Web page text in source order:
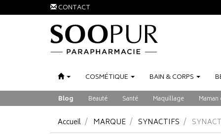
CONTACT
COSMÉTIQUE BAIN &CORPS
Blog Beauté Santé Maquillage
Accueil MARQUE SYNACTIFS